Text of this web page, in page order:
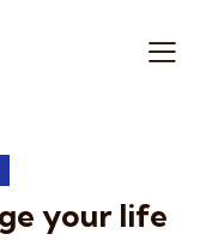
your life